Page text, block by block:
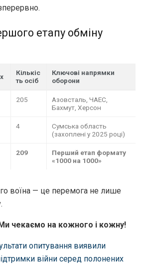
етапу обміну
Кількіс
ть осіб
Ключові напрямки
оборони
205
Азовсталь, ЧАЕС,
Бахмут, Херсон
4
Сумська область
(захоплені у 2025 році)
209
Перший етап формату
«1000 на 1000»
воїна — це перемога не лише
чекаємо на кожного і кожну!
опитування виявили
війни серед полонених